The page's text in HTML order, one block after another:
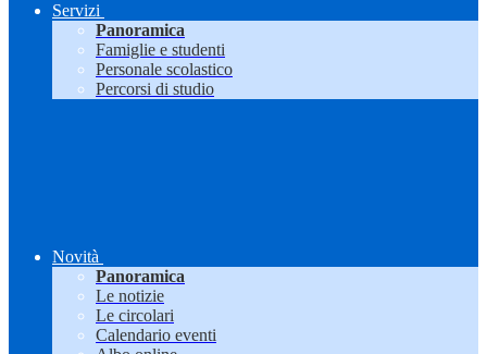
Servizi
Panoramica
Famiglie e studenti
Personale scolastico
Percorsi di studio
Novità
Panoramica
Le notizie
Le circolari
Calendario eventi